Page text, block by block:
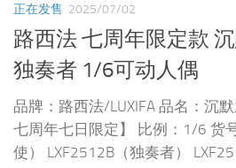
正在发售 2025/07/02
路西法 七周年限定款
独奏者 1/6可动人偶
品牌：路西法/LUXIFA 品名：沉
七周年七日限定】 比例：1/6 货
使） LXF2512B（独奏者）